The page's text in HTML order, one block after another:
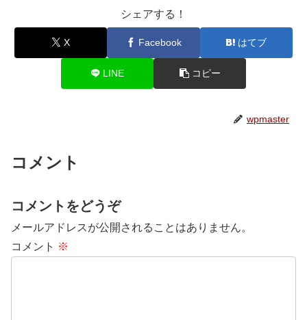
シェアする！
X Facebook はてブ
LINE コピー
wpmaster
コメント
コメントをどうぞ
メールアドレスが公開されることはありません。
コメント ※